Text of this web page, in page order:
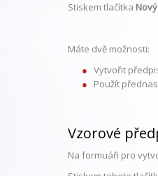
Stiskem tlačítka Nový
Máte dvě možnosti:
Vytvořit
Použít
Vzorové
Na formuáři pro